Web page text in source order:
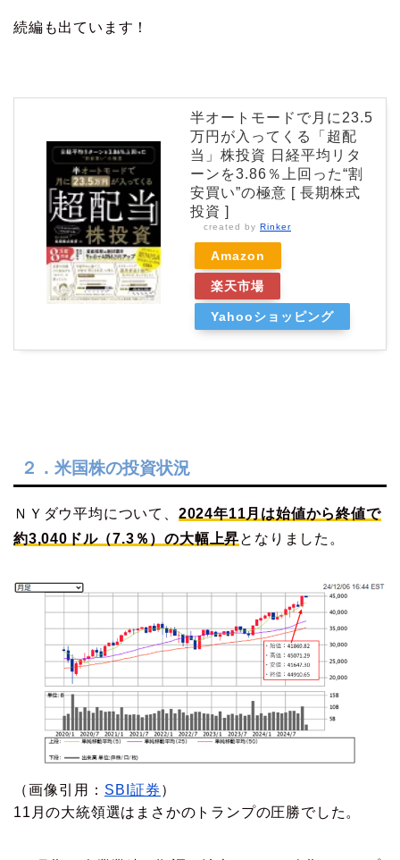
続編も出ています！
半オートモードで月に23.5
万円が入ってくる「超配
当」株投資 日経平均リタ
ーンを3.86％上回った“割
安買い”の極意 [ 長期株式
投資 ]
created by Rinker
Amazon
楽天市場
Yahooショッピング
２．米国株の投資状況
ＮＹダウ平均について、 2024年11月は始値から終値で
約3,040ドル（7.3％）の大幅上昇となりました。
（画像引用： SBI証券 ）
11月の大統領選はまさかのトランプの圧勝でした。